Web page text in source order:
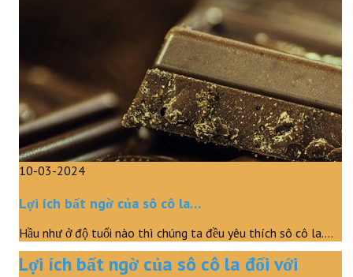
10-03-2024
Lợi ích bất ngờ của sô cô la…
Hầu như ở độ tuổi nào thì chúng ta đều yêu thích sô cô la.…
Lợi ích bất ngờ của sô cô la đối với